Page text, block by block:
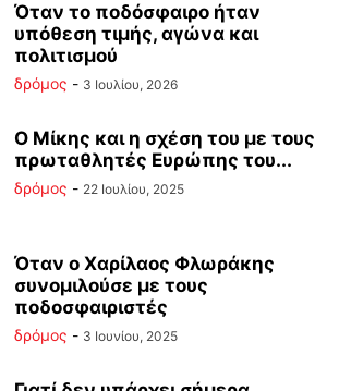
Όταν το ποδόσφαιρο ήταν
υπόθεση τιμής, αγώνα και
πολιτισμού
δρόμος - 3 Ιουλίου, 2026
Ο Μίκης και η σχέση του με τους
πρωταθλητές Ευρώπης του...
δρόμος - 22 Ιουλίου, 2025
Όταν ο Χαρίλαος Φλωράκης
συνομιλούσε με τους
ποδοσφαιριστές
δρόμος - 3 Ιουνίου, 2025